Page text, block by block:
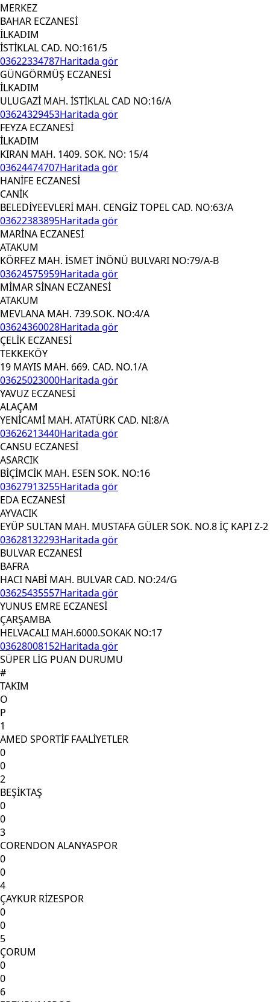
MERKEZ
BAHAR ECZANESİ
İLKADIM
İSTİKLAL CAD. NO:161/5
03622334787Haritada gör
GÜNGÖRMÜŞ ECZANESİ
İLKADIM
ULUGAZİ MAH. İSTİKLAL CAD NO:16/A
03624329453Haritada gör
FEYZA ECZANESİ
İLKADIM
KIRAN MAH. 1409. SOK. NO: 15/4
03624474707Haritada gör
HANİFE ECZANESİ
CANİK
BELEDİYEEVLERİ MAH. CENGİZ TOPEL CAD. NO:63/A
03622383895Haritada gör
MARİNA ECZANESİ
ATAKUM
KÖRFEZ MAH. İSMET İNÖNÜ BULVARI NO:79/A-B
03624575959Haritada gör
MİMAR SİNAN ECZANESİ
ATAKUM
MEVLANA MAH. 739.SOK. NO:4/A
03624360028Haritada gör
ÇELİK ECZANESİ
TEKKEKÖY
19 MAYIS MAH. 669. CAD. NO.1/A
03625023000Haritada gör
YAVUZ ECZANESİ
ALAÇAM
YENİCAMİ MAH. ATATÜRK CAD. NI:8/A
03626213440Haritada gör
CANSU ECZANESİ
ASARCIK
BİÇİMCİK MAH. ESEN SOK. NO:16
03627913255Haritada gör
EDA ECZANESİ
AYVACIK
EYÜP SULTAN MAH. MUSTAFA GÜLER SOK. NO.8 İÇ KAPI Z-2
03628132293Haritada gör
BULVAR ECZANESİ
BAFRA
HACI NABİ MAH. BULVAR CAD. NO:24/G
03625435557Haritada gör
YUNUS EMRE ECZANESİ
ÇARŞAMBA
HELVACALI MAH.6000.SOKAK NO:17
03628008152Haritada gör
SÜPER LİG PUAN DURUMU
#
TAKIM
O
P
1
AMED SPORTİF FAALİYETLER
0
0
2
BEŞİKTAŞ
0
0
3
CORENDON ALANYASPOR
0
0
4
ÇAYKUR RİZESPOR
0
0
5
ÇORUM
0
0
6